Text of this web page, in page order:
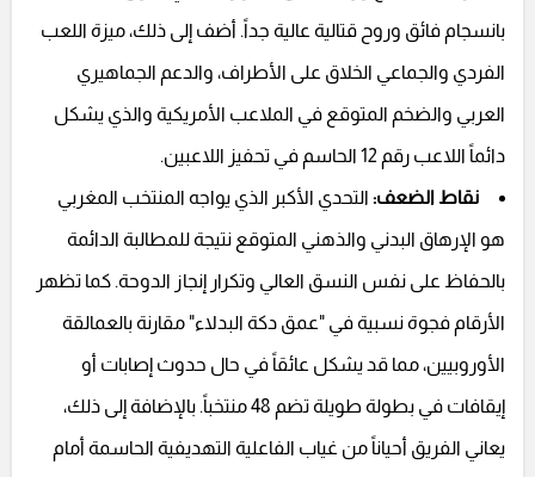
بانسجام فائق وروح قتالية عالية جداً. أضف إلى ذلك، ميزة اللعب
الفردي والجماعي الخلاق على الأطراف، والدعم الجماهيري
العربي والضخم المتوقع في الملاعب الأمريكية والذي يشكل
دائماً اللاعب رقم 12 الحاسم في تحفيز اللاعبين.
نقاط الضعف: التحدي الأكبر الذي يواجه المنتخب المغربي
هو الإرهاق البدني والذهني المتوقع نتيجة للمطالبة الدائمة
بالحفاظ على نفس النسق العالي وتكرار إنجاز الدوحة. كما تظهر
الأرقام فجوة نسبية في "عمق دكة البدلاء" مقارنة بالعمالقة
الأوروبيين، مما قد يشكل عائقاً في حال حدوث إصابات أو
إيقافات في بطولة طويلة تضم 48 منتخباً. بالإضافة إلى ذلك،
يعاني الفريق أحياناً من غياب الفاعلية التهديفية الحاسمة أمام